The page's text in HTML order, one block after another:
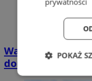
Wakacyjny
domkach
POKAŻ